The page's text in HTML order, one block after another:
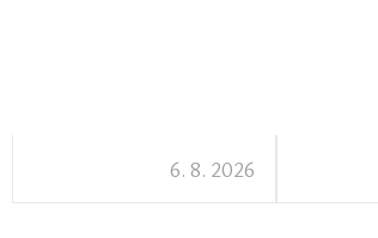
6. 8. 2026